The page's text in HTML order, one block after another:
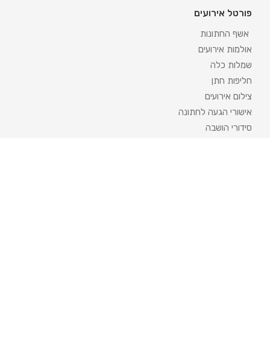
פורטל אירועים
אשף החתונות
אולמות אירועים
שמלות כלה
חליפות חתן
צילום אירועים
אישורי הגעה לחתונה
סידורי הושבה